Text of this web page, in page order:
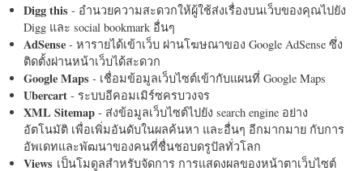
Digg this - อำนวยความสะดวกให้ผู้ใช้ส่งเรื่องบนเว็บของคุณไปยัง
Digg และ social bookmark อื่นๆ
AdSense - หารายได้เข้าเว็บ ผ่านโฆษณาของ Google AdSense ซึ่ง
ติดตั้งผ่านหน้าเว็บได้สะดวก
Google Maps - เชื่อมข้อมูลเว็บไซต์เข้ากับแผนที่ Google Maps
Ubercart - ระบบอีคอมเมิร์ซครบวงจร
XML Sitemap - ส่งข้อมูลเว็บไซต์ไปยัง search engine อย่าง
อัตโนมัติ เพื่อเพิ่มอันดับในผลค้นหา และอื่นๆ อีกมากมาย กับการ
อัพเดทและพัฒนาของคนที่ชื่นชอบดรูปัลทั่วโลก
Views เป็นโมดูลสำหรับจัดการ การแสดงผลของหน้าตาเว็บไซต์